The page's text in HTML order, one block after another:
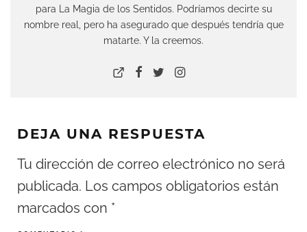
para La Magia de los Sentidos. Podríamos decirte su
nombre real, pero ha asegurado que después tendría que
matarte. Y la creemos.
DEJA UNA RESPUESTA
Tu dirección de correo electrónico no será
publicada. Los campos obligatorios están
marcados con *